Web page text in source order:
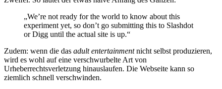
„We’re not ready for the world to know about this
experiment yet, so don’t go submitting this to Slashdot
or Digg until the actual site is up.“
Zudem: wenn die das adult entertainmentnicht selbst produzieren,
wird es wohl auf eine verschwurbelte Art von
Urheberrechtsverletzung hinauslaufen. Die Webseite kann so
ziemlich schnell verschwinden.